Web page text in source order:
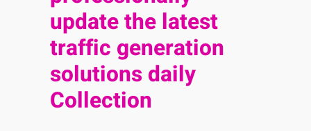
update the latest
traffic generation
solutions daily
Collection